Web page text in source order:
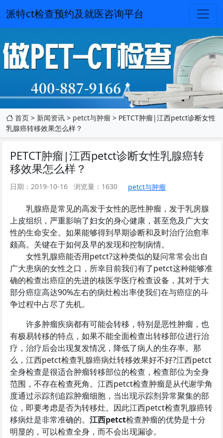
派特ct检查预约及就医咨询平台
首页 > 新闻资讯 > petct与肿瘤 > PETCT肿瘤|江西petct诊断女性
乳腺癌转移效果怎么样？
PETCT肿瘤|江西petct诊断女性乳腺癌转
移效果怎么样？
日期：2019-10-16 浏览量：1630 petct与肿瘤
乳腺癌是常见的高发于女性的恶性肿瘤，发于乳房腺
上皮组织，严重影响了妇女的身心健康，甚至危及广大女
性的生命安全。如果能够得到早期诊断和及时治疗治愈率
颇高。关键在于如何及早的发现和控制病情。
女性乳腺癌能否用petct?这种类似的疑问常常会出自
广大患病的女性之口，所幸目前我们有了petct这种能够准
确的检查出癌症的先进的核医学医疗检查设备，其对于大
部分癌症高达90%左右的病灶检出率使我们在与癌症的斗
争过程中占尽了先机。
许多肿瘤疾病都有可能会转移，特别是恶性肿瘤，也
有极易转移的特点，如果不能全面检查出转移部位进行治
疗，治疗后会出现复发情况，降低了病人的生存率。那
么，江西petct检查乳腺癌病灶转移效果好不好?江西petct
全身检查是很适合肿瘤转移部位的检查，检查部位为全身
范围，不存在检查死角。江西petct检查肿瘤是从代谢学角
度通过示踪剂追踪肿瘤细胞，当出现示踪剂异常聚集的部
位，即要考虑是否为转移灶。因此江西petct检查乳腺癌转
移病灶是非常准确的。 江西petct检查肿瘤的优势是十分
明显的，可以检查全身，而不会出现漏诊。